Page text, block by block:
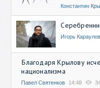
Константин
Игорь Караулов
Благодаря Крылову
национализма
Павел Святенков 14:48